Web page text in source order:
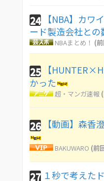
24
【NBA】カワ
ード製造会社と
NBAまとめ！ (
25
【
かった
超・マンガ速報
26 【動画】森香
BAKUWARO (前
27 １秒で考えた